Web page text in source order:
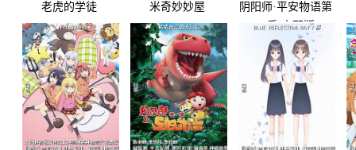
老虎的学徒 米奇妙妙屋
阴阳师·平安物语第
二季 中配版